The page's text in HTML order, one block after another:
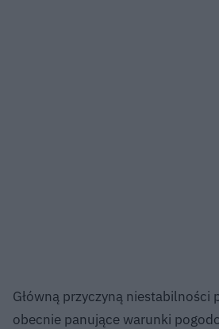
Główną przyczyną niestabilności
obecnie panujące warunki